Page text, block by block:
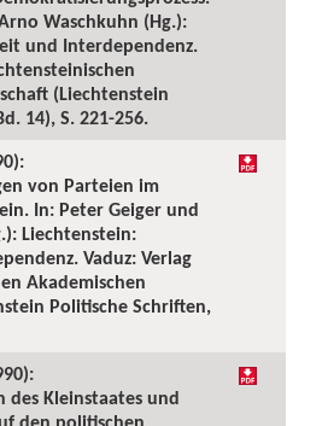
Waschkuhn (Hg.):
und Interdependenz.
(Liechtenstein
14), S. 221-256.
von Parteien im
In: Peter Geiger und
Liechtenstein:
Vaduz: Verlag
Akademischen
Politische Schriften,
Kleinstaates und